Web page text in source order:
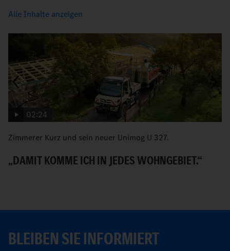
Alle Inhalte anzeigen
02:24
Zimmerer Kurz und sein neuer Unimog U 327.
„DAMIT KOMME ICH IN JEDES WOHNGEBIET.“
BLEIBEN SIE INFORMIERT